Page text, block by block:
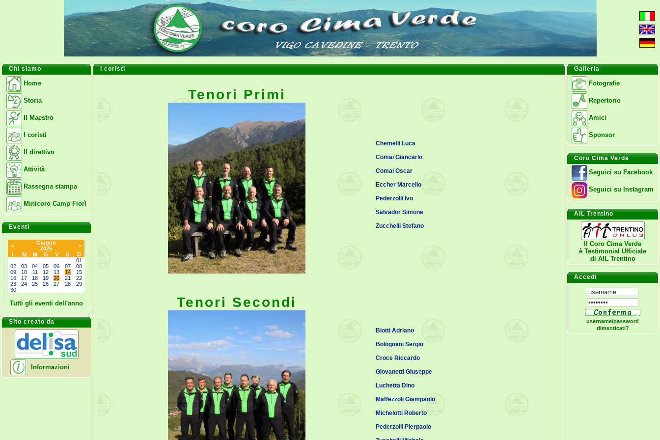
Chi siamo
Home
Storia
Il Maestro
I coristi
Il direttivo
Attività
Rassegna stampa
Minicoro Camp Fiorì
Eventi
<
Giugno
2025
>
L
M M G V S
D
01
02
03 04 05 06 07
08
09
10 11 12 13 14
15
16
17 18 19 20 21
22
23
24 25 26 27 28
29
30
Tutti gli eventi dell'anno
Sito creato da
Informazioni
I coristi
Tenori Primi
Chemelli Luca
Comai Giancarlo
Comai Oscar
Eccher Marcello
Pederzolli Ivo
Salvador Simone
Zucchelli Stefano
Tenori Secondi
Biotti Adriano
Bolognani Sergio
Croce Riccardo
Giovanetti Giuseppe
Luchetta Dino
Maffezzoli Giampaolo
Michelotti Roberto
Pederzolli Pierpaolo
Galleria
Fotografie
Repertorio
Amici
Sponsor
Coro Cima Verde
Seguici su Facebook
Seguici su Instagram
AIL Trentino
Il Coro Cima Verde
è Testimonial Ufficiale
di AIL Trentino
Accedi
username/password
dimenticati?